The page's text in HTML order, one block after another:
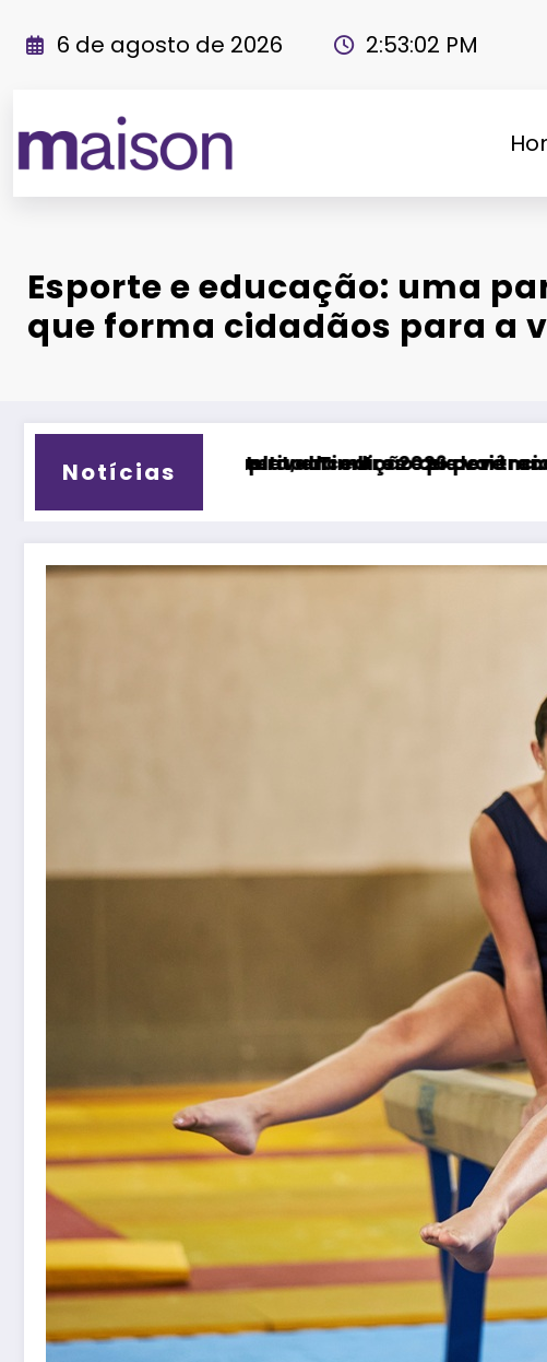
para
6 de agosto de 2026 2:53:03 PM
Esporte e educação: uma
que forma cidadãos para a
Notícias
vai transformar Uberlândia na cidade da música
deve receber milhares de visitantes e
Fitness Brasil Expo 2026,